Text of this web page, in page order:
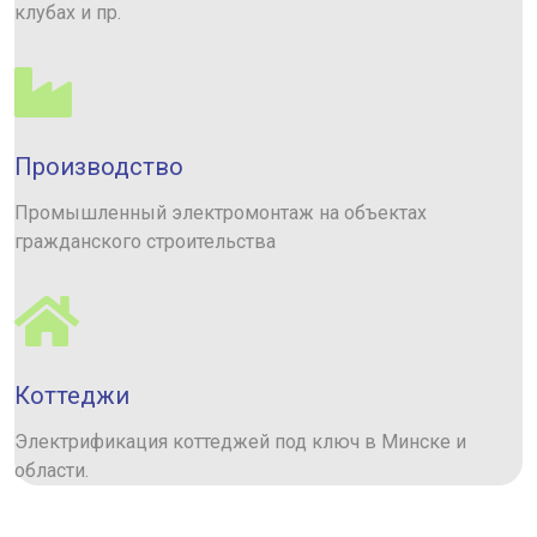
клубах и пр.
Производство
Промышленный электромонтаж на объектах
гражданского строительства
Коттеджи
Электрификация коттеджей под ключ в Минске и
области.